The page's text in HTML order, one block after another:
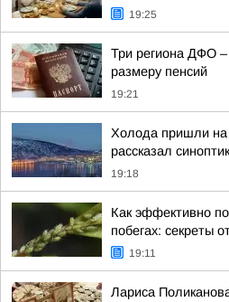
19:25
Три региона ДФО
размеру пенсий
19:21
Холода пришли на
рассказал
19:18
Как эффективно
побегах: секреты
19:11
Лариса